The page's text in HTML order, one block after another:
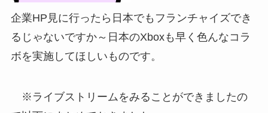
企業HP見に行ったら日本でもフランチャイズでき
るじゃないですか～日本のXboxも早く色んなコラ
ボを実施してほしいものです。
※ライブストリームをみることができましたの